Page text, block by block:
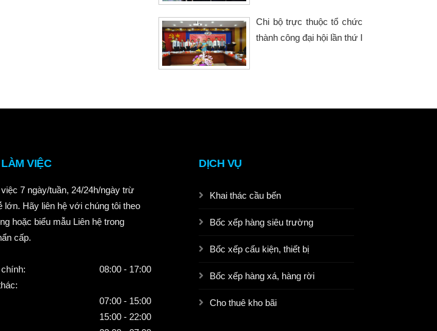
Chi bộ trực thuộc tổ chức
thành công đại hội lần thứ I
VIỆC
7 ngày/tuần, 24/24h/ngày trừ
lớn. Hãy liên hệ với chúng tôi theo
hoặc biểu mẫu Liên hệ trong
cấp.
08:00 - 17:00
07:00 - 15:00
15:00 - 22:00
DỊCH VỤ
Khai thác cầu bến
Bốc xếp hàng siêu trường
Bốc xếp cấu kiện, thiết bị
Bốc xếp hàng xá, hàng rời
Cho thuê kho bãi